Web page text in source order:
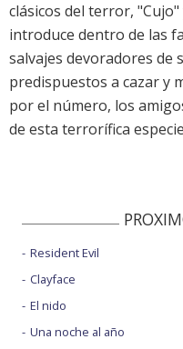
clásicos del terror,
introduce dentro de las
salvajes devoradores de
predispuestos a cazar y
por el número, los
de esta terrorífica
Resident Evil
Clayface
El nido
Una noche al año